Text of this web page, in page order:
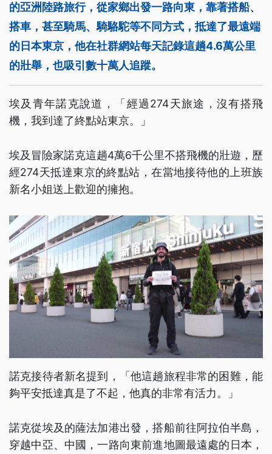
的亞洲陸路旅行，從家鄉出發一路向東，靠著搭船、
搭車，甚至騎馬、騎駱駝等不同方式，抵達了最遠端
的日本東京，他在社群網站每天記錄這趟4.6萬公里
的壯舉，也吸引數十萬人追蹤。
埃及青年諾克說道，「經過274天旅途，沒有搭飛
機，我到達了終點站東京。」
埃及冒險家諾克這趟4萬6千公里不搭飛機的壯遊，歷
經274天抵達東京的終點站，在當地接待他的上班族
新名小姐送上歡迎的擁抱。
諾克接待者新名提到，「他這趟旅程非常的困難，能
夠平安抵達真是了不起，他真的非常有活力。」
諾克從埃及的薩法加港出發，搭船前往阿拉伯半島，
穿越中亞、中國，一路向東前進地圖最遠處的日本，